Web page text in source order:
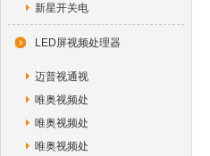
新星开关电
LED屏视频处理器
迈普视通视
唯奥视频处
唯奥视频处
唯奥视频处